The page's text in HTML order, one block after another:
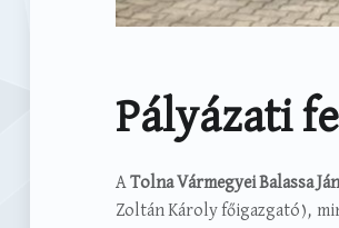
Pályázati
ATolna Vármegyei Balassa
Zoltán Károly főigazgató),